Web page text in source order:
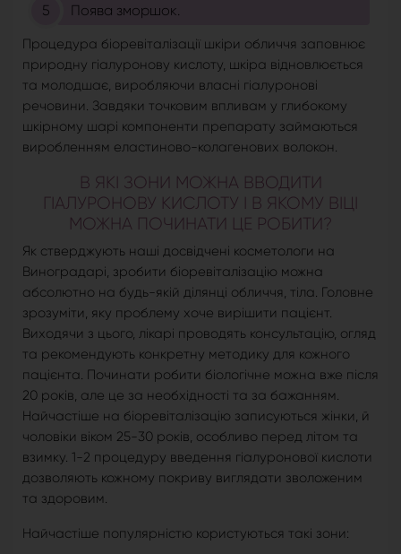
Поява зморшок.
Процедура біоревіталізації шкіри обличчя заповнює
природну гіалуронову кислоту, шкіра відновлюється
та молодшає, виробляючи власні гіалуронові
речовини. Завдяки точковим впливам у глибокому
шкірному шарі компоненти препарату займаються
виробленням еластиново-колагенових волокон.
В ЯКІ ЗОНИ МОЖНА ВВОДИТИ
ГІАЛУРОНОВУ КИСЛОТУ І В ЯКОМУ ВІЦІ
МОЖНА ПОЧИНАТИ ЦЕ РОБИТИ?
Як стверджують наші досвідчені косметологи на
Виноградарі, зробити біоревіталізацію можна
абсолютно на будь-якій ділянці обличчя, тіла. Головне
зрозуміти, яку проблему хоче вирішити пацієнт.
Виходячи з цього, лікарі проводять консультацію, огляд
та рекомендують конкретну методику для кожного
пацієнта. Починати робити біологічне можна вже після
20 років, але це за необхідності та за бажанням.
Найчастіше на біоревіталізацію записуються жінки, й
чоловіки віком 25-30 років, особливо перед літом та
взимку. 1-2 процедуру введення гіалуронової кислоти
дозволяють кожному покриву виглядати зволоженим
та здоровим.
Найчастіше популярністю користуються такі зони: